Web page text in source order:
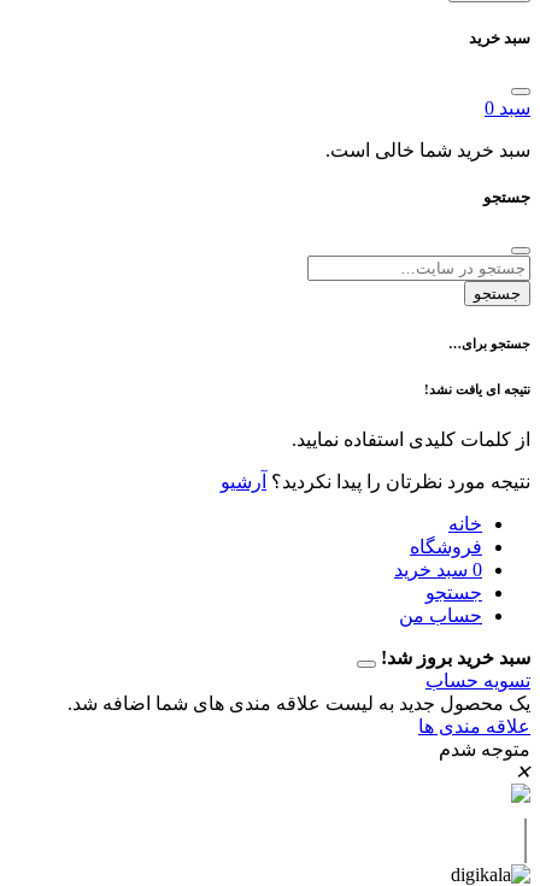
شما خالی است.
نشد!
کلیدی استفاده نمایید.
نظرتان را پیدا نکردید؟ آرشیو
سبد خرید
من
بروز شد!
جدید به لیست علاقه مندی های شما اضافه شد.
ها